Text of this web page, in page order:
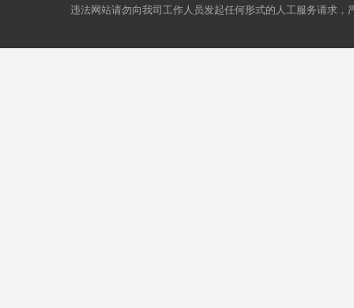
违法网站请勿向我司工作人员发起任何形式的人工服务请求，